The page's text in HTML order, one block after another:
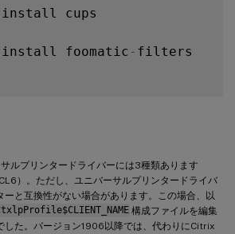
install cups
foomatic - filters
ルプリンタードライバーには3種類あります
）。ただし、ユニバーサルプリンタードライバ
ーと互換性がない場合があります。この場合、以
構成ファイルを編集
した。バージョン1906以降では、代わりにCitrix